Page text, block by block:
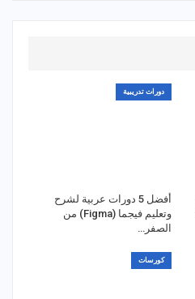
دورات تدريبية
أفضل 5 دورات عربية لشرح
وتعليم فيجما (Figma) من
الصفر…
كورسات